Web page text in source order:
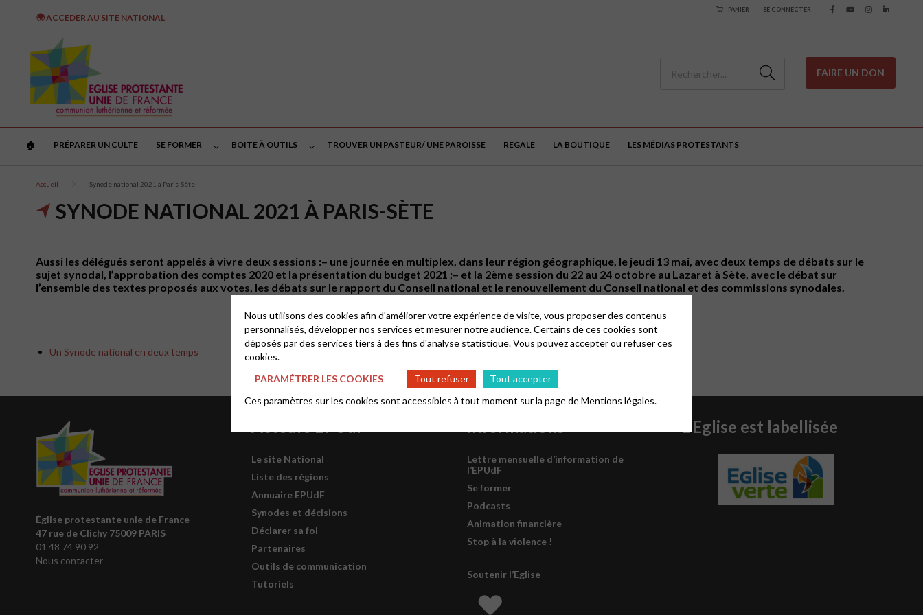
🌍 ACCEDER AU SITE NATIONAL
PANIER SE CONNECTER
FAIRE UN DON
🏠︎ PRÉPARER UN CULTE SE FORMER BOÎTE À OUTILS TROUVER UN PASTEUR/ UNE PAROISSE REGALE LA BOUTIQUE LES MÉDIAS PROTESTANTS
Accueil Synode national 2021 à Paris-Sète
SYNODE NATIONAL 2021 À PARIS-SÈTE
Aussi les délégués seront appelés à vivre deux sessions :– une journée en multiplex, dans leur région géographique, le jeudi 13 mai, avec deux temps de débats sur le
sujet synodal, l’approbation des comptes 2020 et la présentation du budget 2021 ;– et la 2ème session du 22 au 24 octobre au Lazaret à Sète, avec le débat sur
l’ensemble des textes proposés aux votes, les débats sur le rapport du Conseil national et le renouvellement du Conseil national et des commissions synodales.
Un Synode national en deux temps
Église protestante unie de France
47 rue de Clichy 75009 PARIS
01 48 74 90 92
Nous contacter
Le site National
Liste des régions
Annuaire EPUdF
Synodes et décisions
Déclarer sa foi
Partenaires
Outils de communication
Tutoriels
Lettre mensuelle d’information de
l’EPUdF
Se former
Podcasts
Animation financière
Stop à la violence !
Soutenir l’Eglise
L’Eglise est labellisée
Nous utilisons des cookies afin d'améliorer votre expérience de visite, vous proposer des contenus
personnalisés, développer nos services et mesurer notre audience. Certains de ces cookies sont
déposés par des services tiers à des fins d'analyse statistique. Vous pouvez accepter ou refuser ces
cookies.
PARAMÉTRER LES COOKIES
Tout refuser
Tout accepter
Ces paramètres sur les cookies sont accessibles à tout moment sur la page deMentions légales.